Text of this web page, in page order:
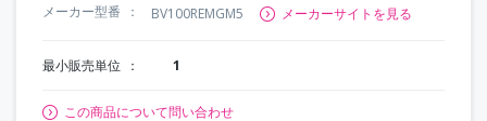
メーカー型番
BV100REMGM5 メーカーサイトを見る
最小販売単位 1
この商品について問い合わせ